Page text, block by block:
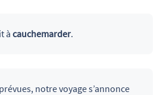
à cauchemarder.
notre voyage s’annonce